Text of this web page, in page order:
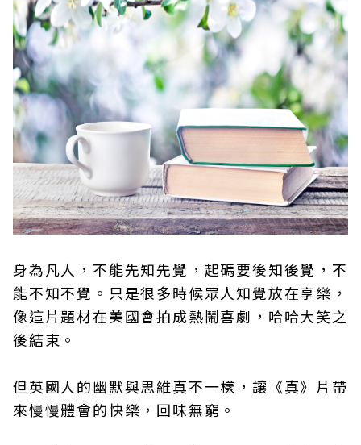
身為凡人，不能先知先覺，起碼要後知後覺，不
能不知不覺。只是很多時候眾人知覺放在享樂，
像這片題材在美國會拍成熱鬧喜劇，哈哈大笑之
後結束。
但英國人的幽默與思維真不一樣，讓《真》片帶
來慢慢體會的快樂，回味無窮。